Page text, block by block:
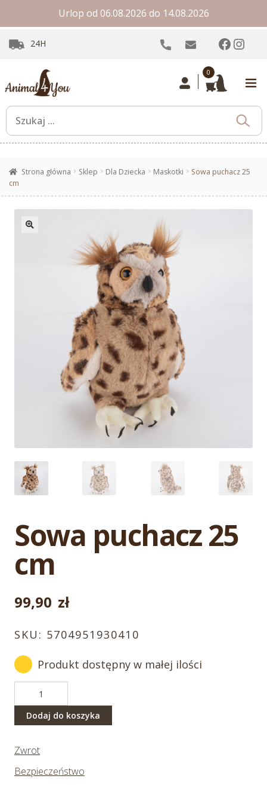
Urlop od 06.08.2026 do 14.08.2026
24H
0
Strona główna Sklep Dla Dziecka Maskotki
Sowa puchacz 25
cm
Sowa puchacz 25
cm
99,90 zł
SKU: 5704951930410
Produkt dostępny w małej ilości
puchacz
25
Dodaj do koszyka
Zwrot
Bezpieczeństwo